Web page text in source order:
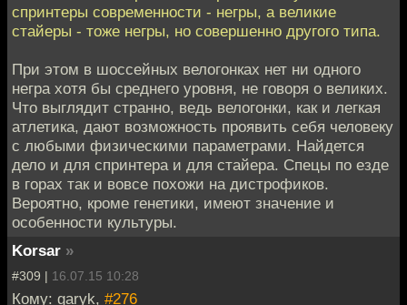
спринтеры современности - негры, а великие
стайеры - тоже негры, но совершенно другого типа.
При этом в шоссейных велогонках нет ни одного
негра хотя бы среднего уровня, не говоря о великих.
Что выглядит странно, ведь велогонки, как и легкая
атлетика, дают возможность проявить себя человеку
с любыми физическими параметрами. Найдется
дело и для спринтера и для стайера. Спецы по езде
в горах так и вовсе похожи на дистрофиков.
Вероятно, кроме генетики, имеют значение и
особенности культуры.
Korsar »
#309 | 16.07.15 10:28
Кому: garyk, #276